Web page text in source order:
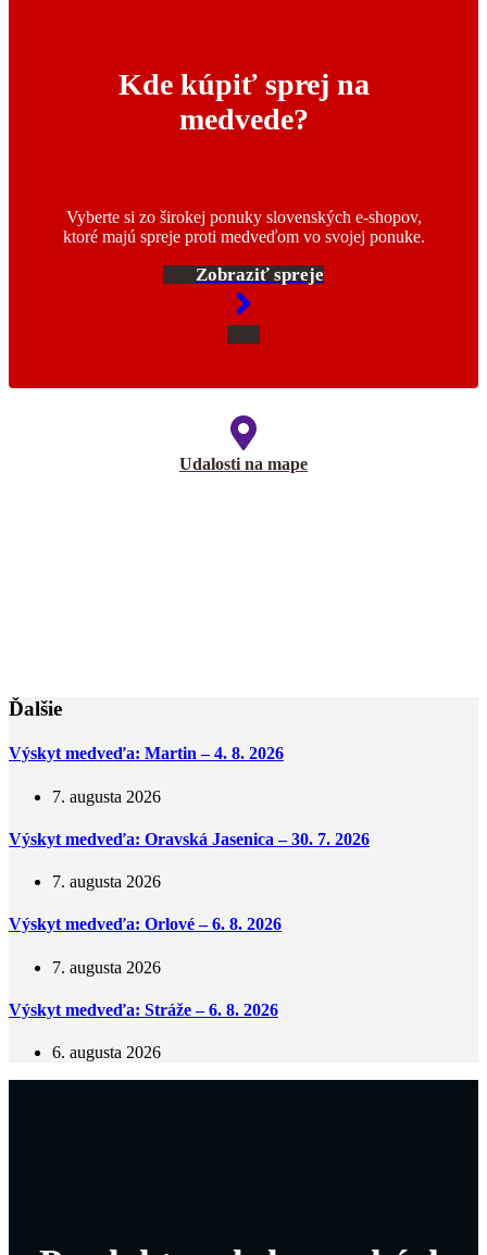
Kde kúpiť sprej na
medvede?
Vyberte si zo širokej ponuky slovenských e-shopov,
ktoré majú spreje proti medveďom vo svojej ponuke.
Zobraziť spreje
Udalosti na mape
Ďalšie
Výskyt medveďa: Martin – 4. 8. 2026
7. augusta 2026
Výskyt medveďa: Oravská Jasenica – 30. 7. 2026
7. augusta 2026
Výskyt medveďa: Orlové – 6. 8. 2026
7. augusta 2026
Výskyt medveďa: Stráže – 6. 8. 2026
6. augusta 2026